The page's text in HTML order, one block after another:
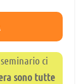
ci
sono tutte